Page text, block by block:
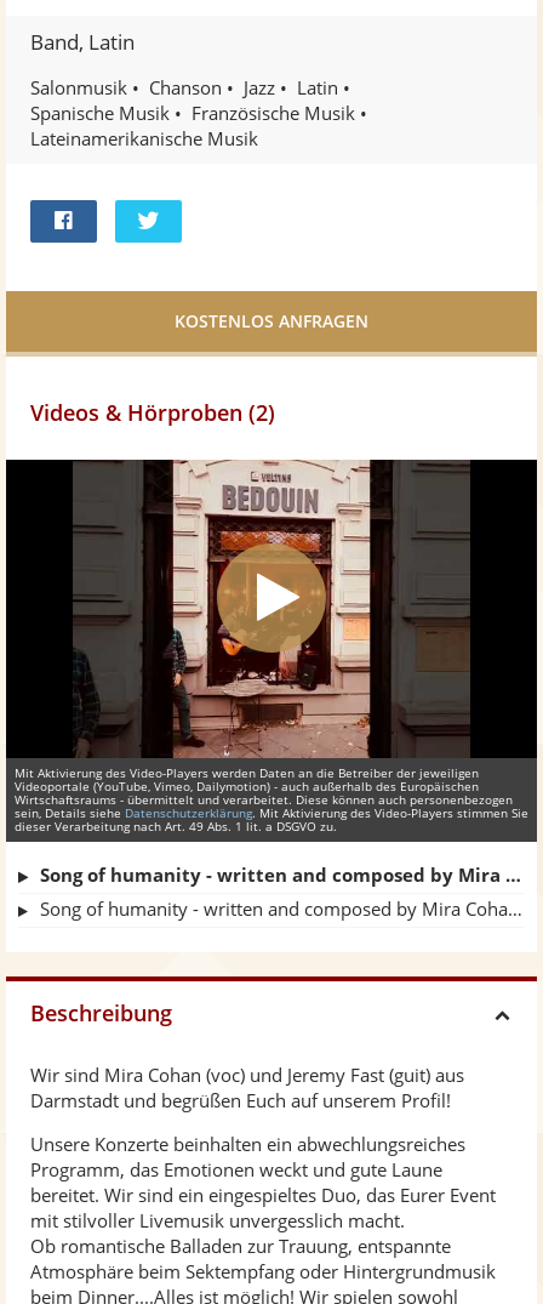
Band, Latin
Salonmusik Chanson Jazz
Latin
Spanische Musik
Französische Musik
Lateinamerikanische Musik
Facebook
Videos & Hörproben (2)
Mit Aktivierung des Video-Players werden Daten an die Betreiber der jeweiligen
Videoportale (YouTube, Vimeo, Dailymotion) - auch außerhalb des Europäischen
Wirtschaftsraums - übermittelt und verarbeitet. Diese können auch personenbezogen
sein, Details siehe Datenschutzerklärung. Mit Aktivierung des Video-Players stimmen Sie
dieser Verarbeitung nach Art. 49 Abs. 1 lit. a DSGVO zu.
Song of humanity - written and composed by Mira Cohan, guitar Jeremy Fast
Song of humanity - written and composed by Mira Cohan, guitar Jeremy Fast
Beschreibung
Wir sind Mira Cohan (voc) und Jeremy Fast (guit) aus
Darmstadt und begrüßen Euch auf unserem Profil!
Unsere Konzerte beinhalten ein abwechlungsreiches
Programm, das Emotionen weckt und gute Laune
bereitet. Wir sind ein eingespieltes Duo, das Eurer Event
mit stilvoller Livemusik unvergesslich macht.
Ob romantische Balladen zur Trauung, entspannte
Atmosphäre beim Sektempfang oder Hintergrundmusik
beim Dinner....Alles ist möglich! Wir spielen sowohl